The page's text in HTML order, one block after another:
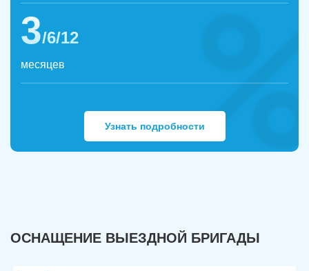
3/6/12
месяцев
Узнать подробности
ОСНАЩЕНИЕ ВЫЕЗДНОЙ БРИГАДЫ